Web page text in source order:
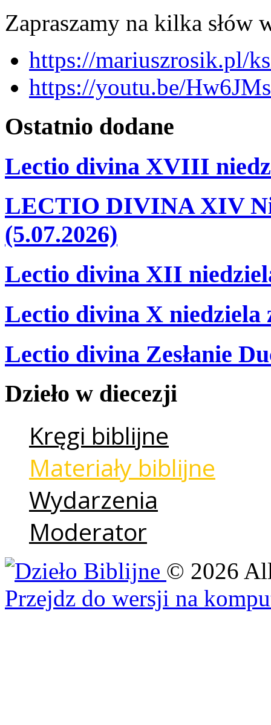
Zapraszamy na kilka słów
https://mariuszrosik.pl/
https://youtu.be/
Ostatnio dodane
Lectio divina XVIII
LECTIO DIVINA XIV
(5.07.2026)
Lectio divina XII
Lectio divina X niedziela
Lectio divina Zesłanie
Dzieło w diecezji
Kręgi biblijne
Materiały biblijne
Wydarzenia
Moderator
© 2026
Przejdz do wersji na